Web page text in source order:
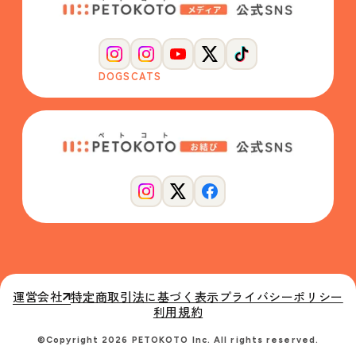
DOGSCATS
運営会社 特定商取引法に基づく表示プライバシーポリシー
利用規約
©Copyright 2026 PETOKOTO Inc. All rights reserved.